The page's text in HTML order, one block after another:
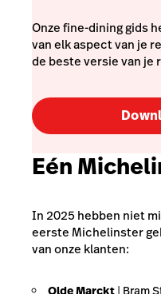
Onze fine-dining gids
van elk aspect van je
de beste versie van je
Eén
In 2025 hebben niet
eerste Michelinster
van onze klanten: